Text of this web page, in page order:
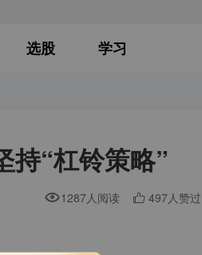
选股 学习
持“杠铃策略”
1287人阅读 497人赞过